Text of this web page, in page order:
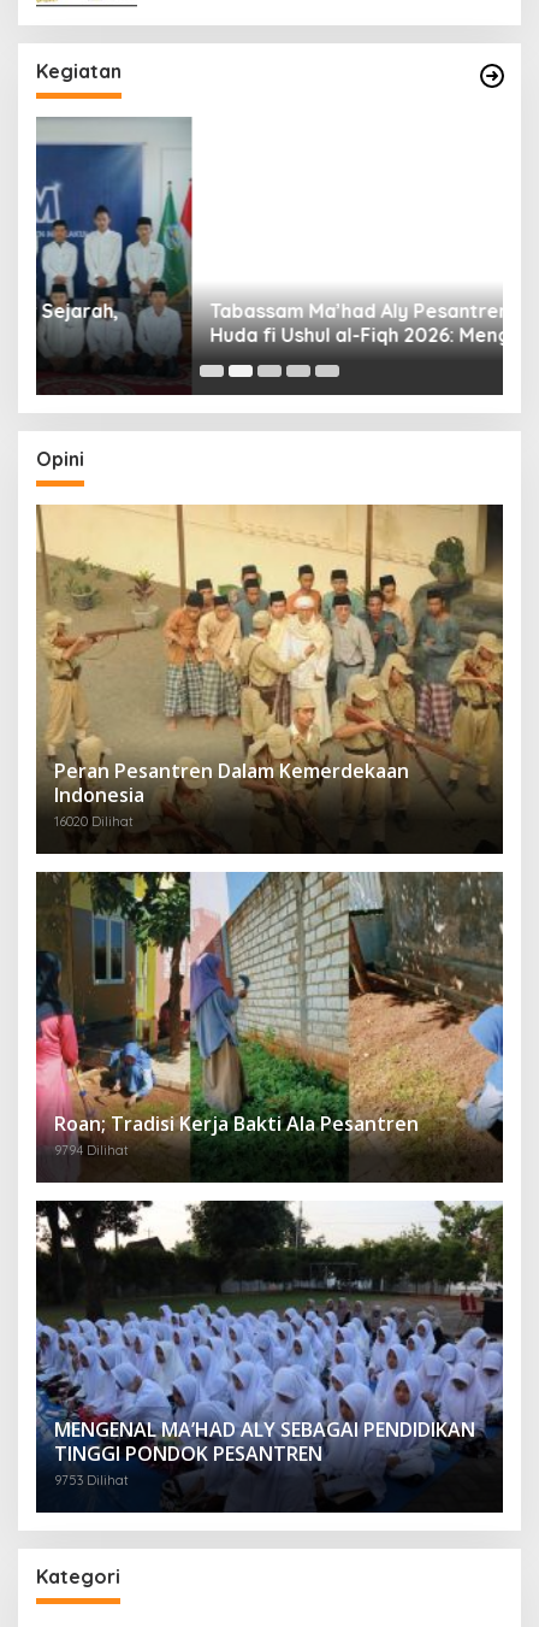
Kegiatan
Tabassam Ma’had Aly Pesantren Maslakul
Huda fi Ushul al-Fiqh 2026: Mengakar Sejarah,
Menjangkau Peradaban”
Opini
Peran Pesantren Dalam Kemerdekaan
Indonesia
16020 Dilihat
Roan; Tradisi Kerja Bakti Ala Pesantren
9794 Dilihat
MENGENAL MA’HAD ALY SEBAGAI PENDIDIKAN
TINGGI PONDOK PESANTREN
9753 Dilihat
Kategori